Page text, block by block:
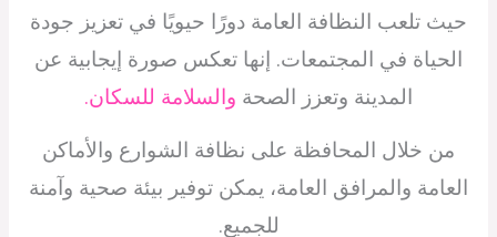
حيث تلعب النظافة العامة دورًا حيويًا في تعزيز جودة
الحياة في المجتمعات. إنها تعكس صورة إيجابية عن
المدينة وتعزز الصحة والسلامة للسكان.
من خلال المحافظة على نظافة الشوارع والأماكن
العامة والمرافق العامة، يمكن توفير بيئة صحية وآمنة
للجميع.